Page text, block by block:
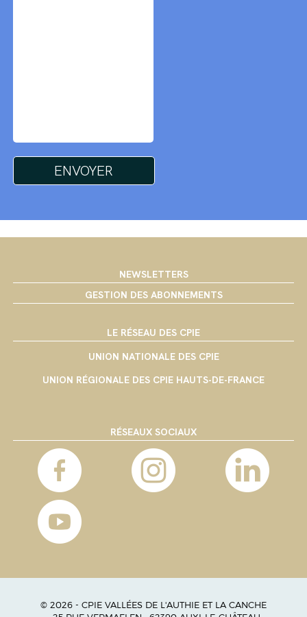
NEWSLETTERS
GESTION DES ABONNEMENTS
LE RÉSEAU DES CPIE
UNION NATIONALE DES CPIE
UNION RÉGIONALE DES CPIE HAUTS-DE-FRANCE
RÉSEAUX SOCIAUX
© 2026 - CPIE VALLÉES DE L'AUTHIE ET LA CANCHE